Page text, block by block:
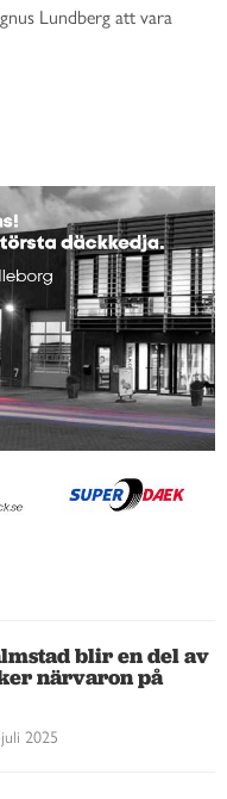
Lundberg att vara
blir en del av
närvaron på
2025